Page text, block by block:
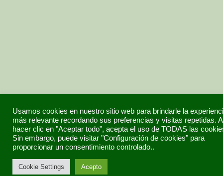
Usamos cookies en nuestro sitio web para brindarle la
más relevante recordando sus preferencias y visitas repetidas.
hacer clic en "Aceptar todo", acepta el uso de TODAS las
Sin embargo, puede visitar "Configuración de cookies" para
proporcionar un consentimiento controlado..
Cookie Settings Acepto